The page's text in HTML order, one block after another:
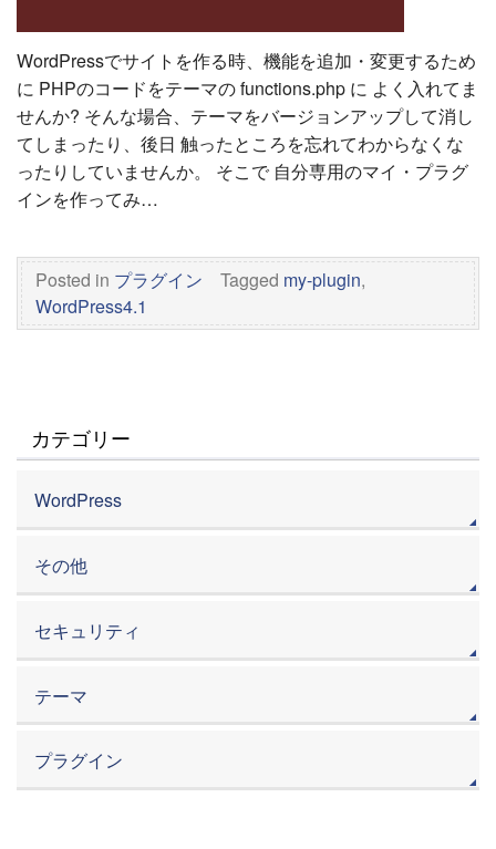
WordPressでサイトを作る時、機能を追加・変更するため
に PHPのコードをテーマの functions.php に よく入れてま
せんか? そんな場合、テーマをバージョンアップして消し
てしまったり、後日 触ったところを忘れてわからなくな
ったりしていませんか。 そこで 自分専用のマイ・プラグ
インを作ってみ…
Posted in プラグイン Tagged my-plugin,
WordPress4.1
カテゴリー
WordPress
その他
セキュリティ
テーマ
プラグイン